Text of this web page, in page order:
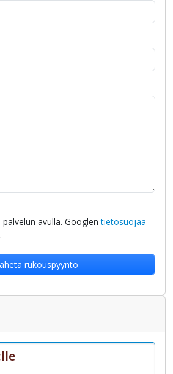
palvelun avulla. Googlentietosuojaa